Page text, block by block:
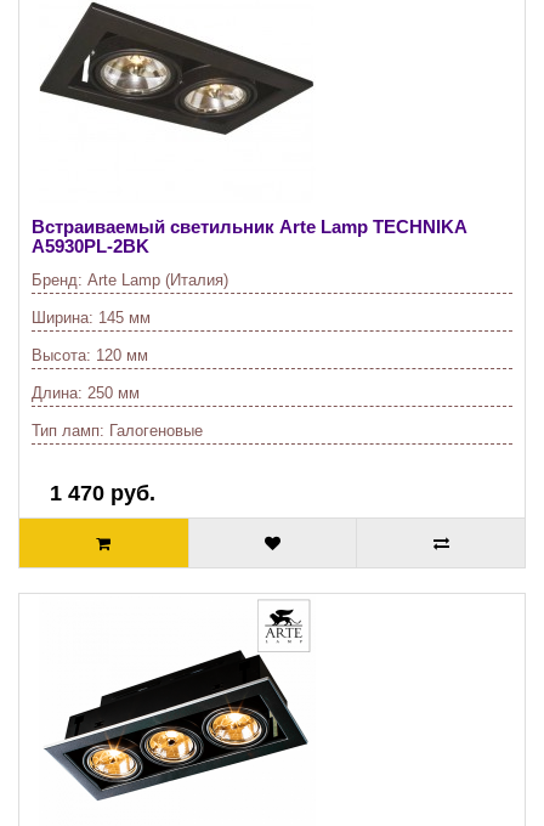
Встраиваемый светильник Arte Lamp TECHNIKA
A5930PL-2BK
Бренд: Arte Lamp (Италия)
Ширина: 145 мм
Высота: 120 мм
Длина: 250 мм
Тип ламп: Галогеновые
1 470 руб.